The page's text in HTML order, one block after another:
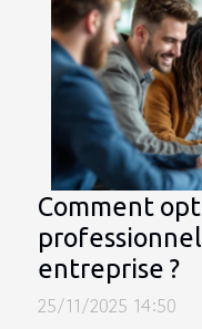
Comment
entreprise ?
25/11/2025 14:50